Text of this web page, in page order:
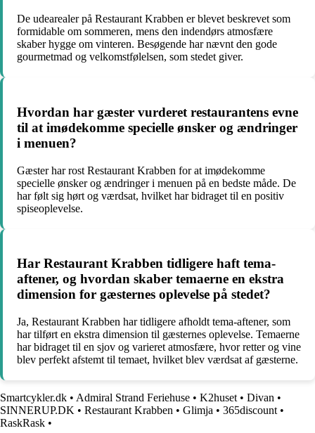
De udearealer på Restaurant Krabben er blevet beskrevet som
formidable om sommeren, mens den indendørs atmosfære
skaber hygge om vinteren. Besøgende har nævnt den gode
gourmetmad og velkomstfølelsen, som stedet giver.
Hvordan har gæster vurderet restaurantens evne
til at imødekomme specielle ønsker og ændringer
i menuen?
Gæster har rost Restaurant Krabben for at imødekomme
specielle ønsker og ændringer i menuen på en bedste måde. De
har følt sig hørt og værdsat, hvilket har bidraget til en positiv
spiseoplevelse.
Har Restaurant Krabben tidligere haft tema-
aftener, og hvordan skaber temaerne en ekstra
dimension for gæsternes oplevelse på stedet?
Ja, Restaurant Krabben har tidligere afholdt tema-aftener, som
har tilført en ekstra dimension til gæsternes oplevelse. Temaerne
har bidraget til en sjov og varieret atmosfære, hvor retter og vine
blev perfekt afstemt til temaet, hvilket blev værdsat af gæsterne.
Smartcykler.dk • Admiral Strand Feriehuse • K2huset • Divan •
SINNERUP.DK • Restaurant Krabben • Glimja • 365discount •
RaskRask •